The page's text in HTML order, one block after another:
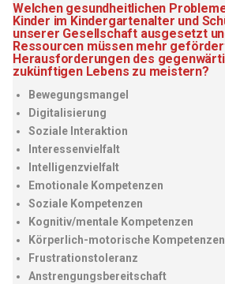
Welchen gesundheitlichen
Kinder im Kindergartenalter und
unserer Gesellschaft ausgesetzt
Ressourcen müssen mehr
Herausforderungen des
zukünftigen Lebens zu meistern?
Bewegungsmangel
Digitalisierung
Soziale Interaktion
Interessenvielfalt
Intelligenzvielfalt
Emotionale Kompetenzen
Soziale Kompetenzen
Kognitiv/mentale Kompetenzen
Körperlich-motorische Kompetenzen
Frustrationstoleranz
Anstrengungsbereitschaft